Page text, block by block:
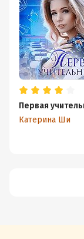
Первая
Катерина Ши